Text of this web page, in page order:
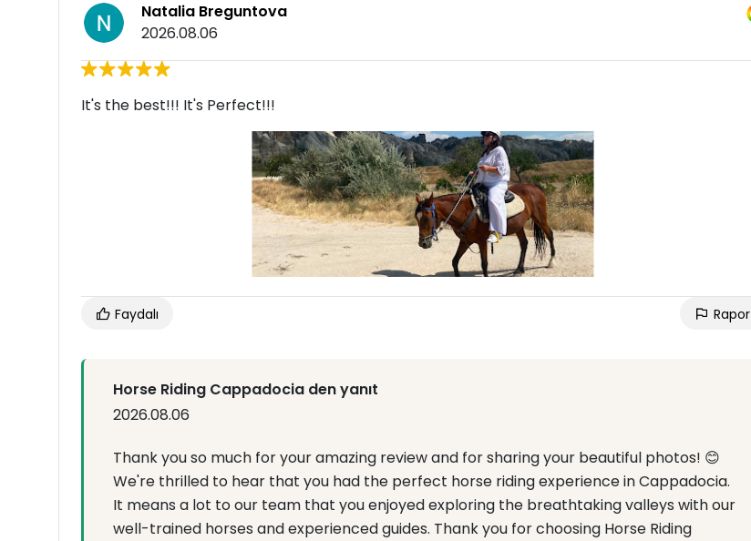
Natalia Breguntova
2026.08.06
It's the best!!! It's Perfect!!!
Faydalı Rapor
Horse Riding Cappadocia den yanıt
2026.08.06
Thank you so much for your amazing review and for sharing your beautiful photos! 😊
We're thrilled to hear that you had the perfect horse riding experience in Cappadocia.
It means a lot to our team that you enjoyed exploring the breathtaking valleys with our
well-trained horses and experienced guides. Thank you for choosing Horse Riding